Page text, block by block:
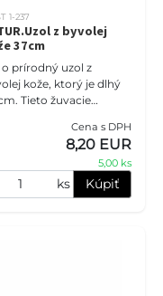
1-237
z byvolej
37cm
o prírodný uzol z
kože, ktorý je dlhý
Tieto žuvacie
starostlivosti o
dutinu psov.
Cena s DPH
8,20 EUR
5,00 ks
ks Kúpiť